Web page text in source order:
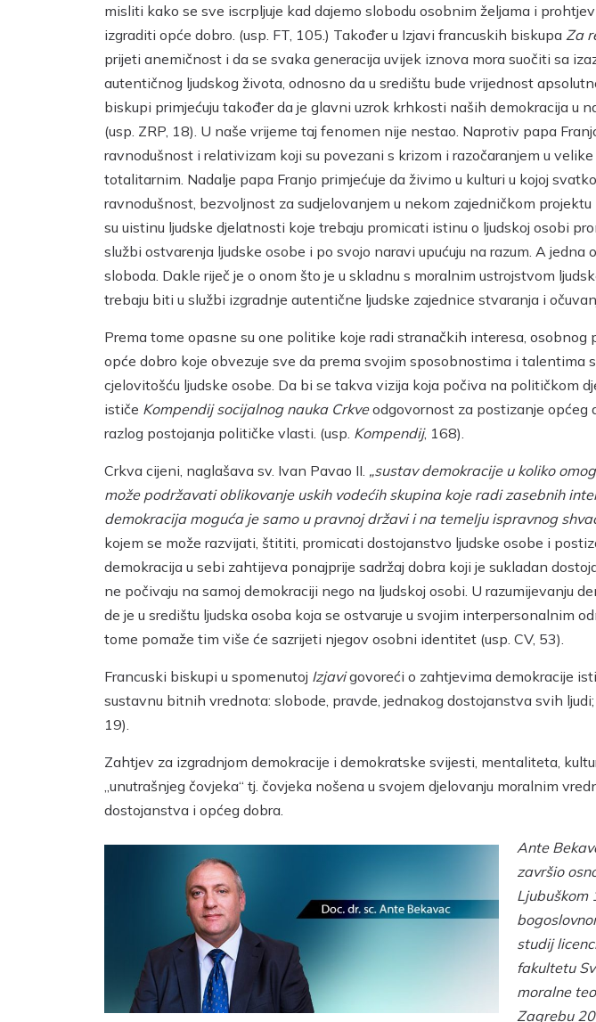
misliti kako se sve iscrpljuje kad dajemo slobodu osobnim željama i
izgraditi opće dobro. (usp. FT, 105.) Također u Izjavi francuskih biskupa Za
prijeti anemičnost i da se svaka generacija uvijek iznova mora suočiti sa
autentičnog ljudskog života, odnosno da u središtu bude vrijednost
biskupi primjećuju također da je glavni uzrok krhkosti naših demokracija u
(usp. ZRP, 18). U naše vrijeme taj fenomen nije nestao. Naprotiv papa
ravnodušnost i relativizam koji su povezani s krizom i razočaranjem u
totalitarnim. Nadalje papa Franjo primjećuje da živimo u kulturi u kojoj
ravnodušnost, bezvoljnost za sudjelovanjem u nekom zajedničkom
su uistinu ljudske djelatnosti koje trebaju promicati istinu o ljudskoj osobi
službi ostvarenja ljudske osobe i po svojo naravi upućuju na razum. A
sloboda. Dakle riječ je o onom što je u skladnu s moralnim ustrojstvom
trebaju biti u službi izgradnje autentične ljudske zajednice stvaranja i
Prema tome opasne su one politike koje radi stranačkih interesa,
opće dobro koje obvezuje sve da prema svojim sposobnostima i talentima
cjelovitošću ljudske osobe. Da bi se takva vizija koja počiva na političkom
ističe Kompendij socijalnog nauka Crkveodgovornost za postizanje općeg
razlog postojanja političke vlasti. (usp. Kompendij, 168).
Crkva cijeni, naglašava sv. Ivan Pavao II. „sustav demokracije u koliko
može podržavati oblikovanje uskih vodećih skupina koje radi zasebnih
demokracija moguća je samo u pravnoj državi i na temelju ispravnog
kojem se može razvijati, štititi, promicati dostojanstvo ljudske osobe i
demokracija u sebi zahtijeva ponajprije sadržaj dobra koji je sukladan
ne počivaju na samoj demokraciji nego na ljudskoj osobi. U razumijevanju
de je u središtu ljudska osoba koja se ostvaruje u svojim interpersonalnim
tome pomaže tim više će sazrijeti njegov osobni identitet (usp. CV, 53).
Francuski biskupi u spomenutoj Izjavigovoreći o zahtjevima demokracije
sustavnu bitnih vrednota: slobode, pravde, jednakog dostojanstva svih
19).
Zahtjev za izgradnjom demokracije i demokratske svijesti, mentaliteta,
„unutrašnjeg čovjeka“ tj. čovjeka nošena u svojem djelovanju moralnim
dostojanstva i općeg dobra.
Ante
završio
Ljubuškom
studij
fakultetu
moralne
Zagrebu